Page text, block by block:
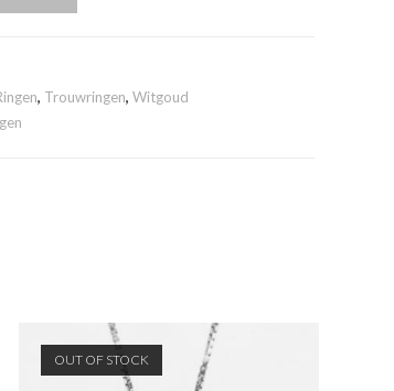
, Trouwringen,Witgoud
OUT OF STOCK